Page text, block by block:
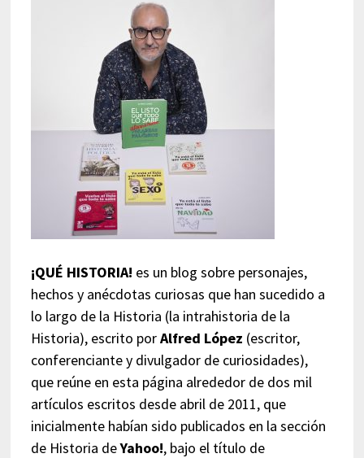
¡QUÉ HISTORIA! es un blog sobre personajes,
hechos y anécdotas curiosas que han sucedido a
lo largo de la Historia (la intrahistoria de la
Historia), escrito porAlfred López (escritor,
conferenciante y divulgador de curiosidades),
que reúne en esta página alrededor de dos mil
artículos escritos desde abril de 2011, que
inicialmente habían sido publicados en la sección
de Historia deYahoo!, bajo el título de